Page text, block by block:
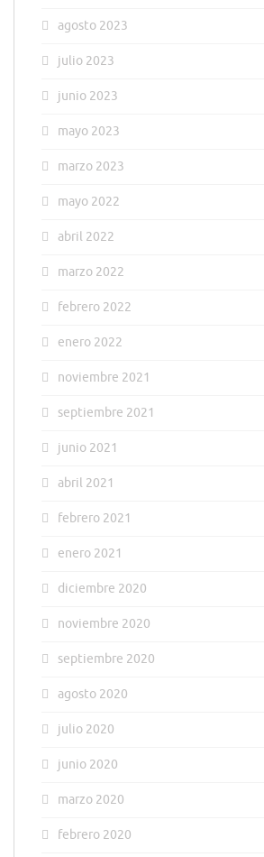
agosto 2023
julio 2023
junio 2023
mayo 2023
marzo 2023
mayo 2022
abril 2022
marzo 2022
febrero 2022
enero 2022
noviembre 2021
septiembre 2021
junio 2021
abril 2021
febrero 2021
enero 2021
diciembre 2020
noviembre 2020
septiembre 2020
agosto 2020
julio 2020
junio 2020
marzo 2020
febrero 2020